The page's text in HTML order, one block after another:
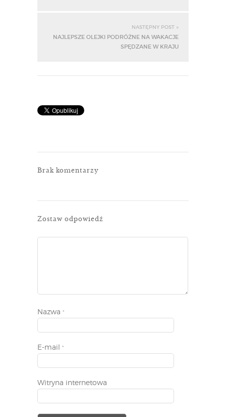
NASTĘPNY POST »
NAJLEPSZE OLEJKI PODRÓŻNE NA WAKACJE
SPĘDZANE W KRAJU
Brak komentarzy
Zostaw odpowiedź
Nazwa *
E-mail *
Witryna internetowa